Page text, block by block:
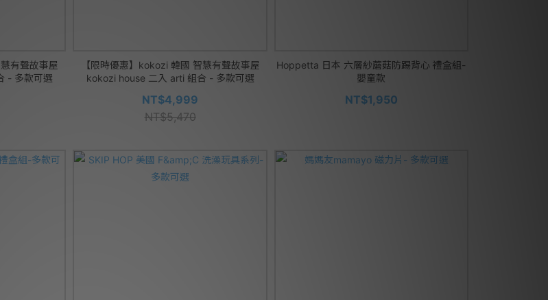
有聲故事屋
- 多款可選
【限時優惠】kokozi 韓國 智慧有聲故事屋
kokozi house 二入 arti 組合 - 多款可選
NT$4,999
NT$5,470
Hoppetta 日本 六層紗蘑菇防踢背心 禮盒組-
嬰童款
NT$1,950